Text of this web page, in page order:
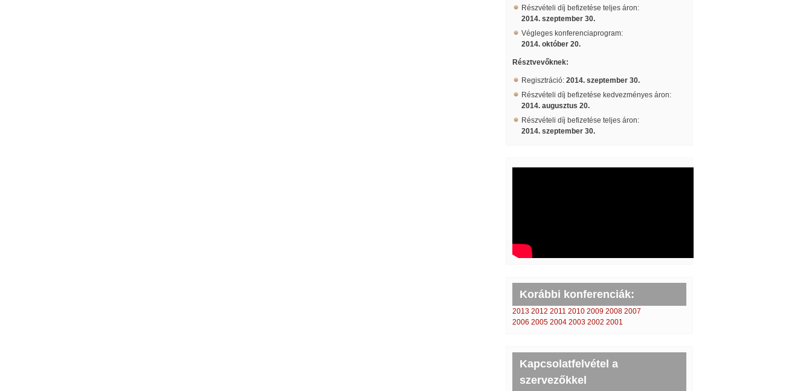
Részvételi díj befizetése teljes áron:
2014. szeptember 30.
Végleges konferenciaprogram:
2014. október 20.
Résztvevőknek:
Regisztráció: 2014. szeptember 30.
Részvételi díj befizetése kedvezményes áron:
2014. augusztus 20.
Részvételi díj befizetése teljes áron:
2014. szeptember 30.
Korábbi konferenciák:
2013 2012 2011 2010 2009 2008 2007
2006 2005 2004 2003 2002 2001
Kapcsolatfelvétel a
szervezőkkel